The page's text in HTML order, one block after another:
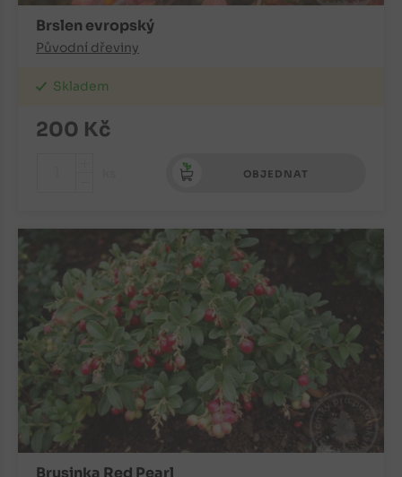
Brslen evropský
Původní dřeviny
Skladem
200 Kč
OBJEDNAT
Brusinka Red Pearl